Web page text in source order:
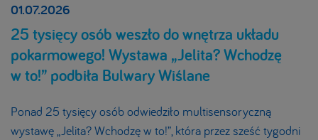
01.07.2026
25 tysięcy osób weszło do wnętrza układu
pokarmowego! Wystawa „Jelita? Wchodzę
w to!” podbiła Bulwary Wiślane
Ponad 25 tysięcy osób odwiedziło multisensoryczną
wystawę „Jelita? Wchodzę w to!”, która przez sześć tygodni